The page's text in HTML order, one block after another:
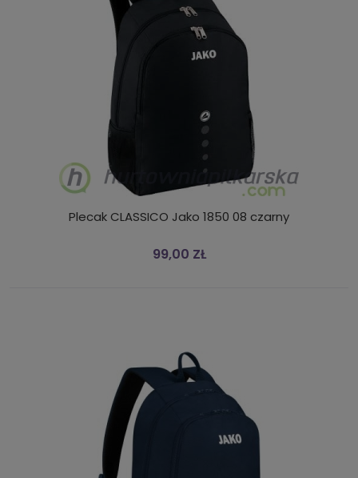
Plecak CLASSICO Jako 1850 08 czarny
99,00 ZŁ